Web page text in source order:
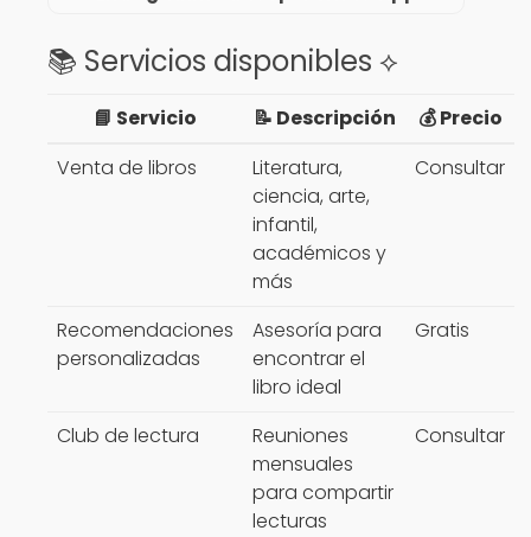
📚 Servicios disponibles ⟡
📘 Servicio 📝 Descripción
💰 Precio
Venta de libros
Literatura,
ciencia, arte,
infantil,
académicos y
más
Consultar
Recomendaciones
personalizadas
Asesoría para
encontrar el
libro ideal
Gratis
Club de lectura
Reuniones
mensuales
para compartir
lecturas
Consultar